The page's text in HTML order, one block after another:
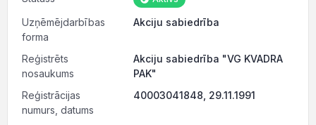
Uzņēmējdarbības
forma
Akciju sabiedrība
Reģistrēts
nosaukums
Akciju sabiedrība "VG KVADRA
PAK"
Reģistrācijas
numurs, datums
40003041848, 29.11.1991